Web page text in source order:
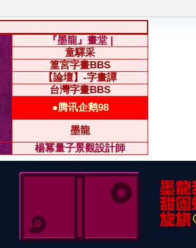
『墨龍』畫堂 |
童驛采
篁宮字畫BBS
【論壇】-字畫譚
台灣字畫BBS
●腾讯企鹅98
墨龍
楊冪量子景觀設計師